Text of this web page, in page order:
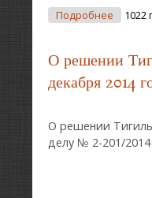
Подробнее О О
1022
О решении
декабря 2014
О решении
делу № 2-201/2014